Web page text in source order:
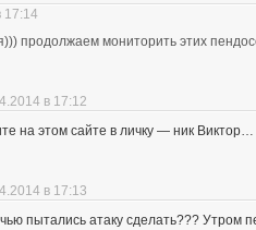
17:14
продолжаем мониторить этих
в 17:12
на этом сайте в личку — ник Виктор…
в 17:13
пытались атаку сделать??? Утром